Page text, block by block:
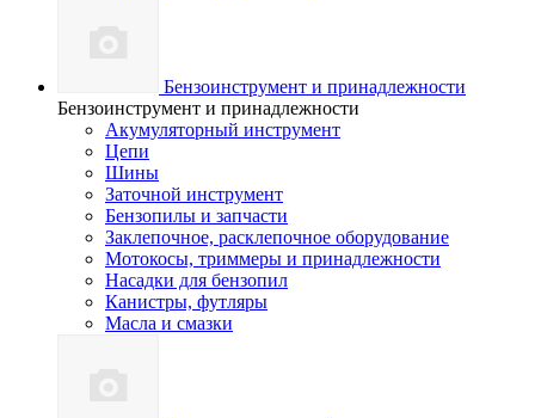
Бензоинструмент и принадлежности
Бензоинструмент и принадлежности
Акумуляторный инструмент
Цепи
Шины
Заточной инструмент
Бензопилы и запчасти
Заклепочное, расклепочное оборудование
Мотокосы, триммеры и принадлежности
Насадки для бензопил
Канистры, футляры
Масла и смазки